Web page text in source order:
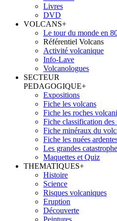
Livres
DVD
VOLCANS+
Le tour du monde en
Référentiel Volcans
Activité volcanique
Info-Lave
Volcanologues
SECTEUR
PEDAGOGIQUE+
Expositions
Fiche les volcans
Fiche les roches
Fiche classification des
Fiche minéraux du
Fiche les nuées
Les grandes
Maquettes et Quiz
THEMATIQUES+
Histoire
Science
Risques volcaniques
Eruption
Découverte
Peintures